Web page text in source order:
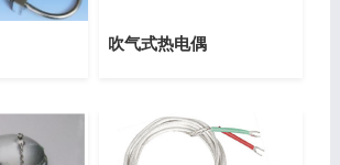
吹气式热电偶